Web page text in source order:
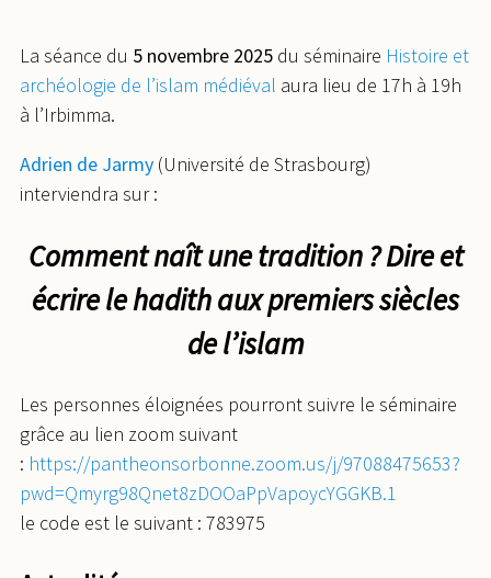
La séance du 5 novembre 2025 du séminaire Histoire et
archéologie de l’islam médiéval aura lieu de 17h à 19h
à l’Irbimma.
Adrien de Jarmy (Université de Strasbourg)
interviendra sur :
Comment naît une tradition ? Dire et
écrire le hadith aux premiers siècles
de l’islam
Les personnes éloignées pourront suivre le séminaire
grâce au lien zoom suivant
: https://pantheonsorbonne.zoom.us/j/97088475653?
pwd=Qmyrg98Qnet8zDOOaPpVapoycYGGKB.1
le code est le suivant : 783975